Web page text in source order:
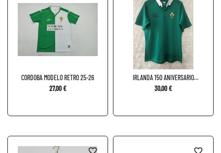
CORDOBA MODELO RETRO 25-26
27,00 €
IRLANDA 150 ANIVERSARIO
RUGBY
30,00 €
favorite_border favorite_border